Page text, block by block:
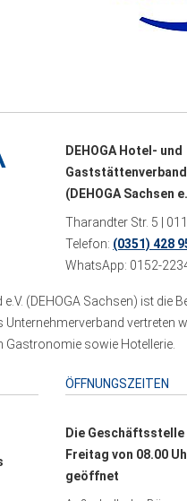
DEHOGA Hotel- und
Gaststättenverband
(DEHOGA Sachsen
Tharandter Str. 5 |
Telefon: (0351) 428
WhatsApp: 0152-
(DEHOGA Sachsen) ist die
vertreten
Gastronomie sowie Hotellerie.
ÖFFNUNGSZEITEN
Die
Freitag von 08.00
geöffnet